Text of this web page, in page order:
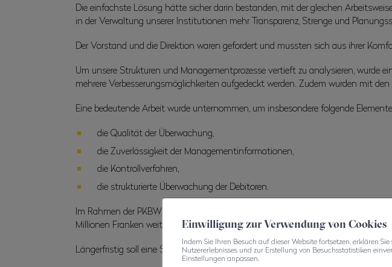
Die einfachste Lösung hätte sicher darin bestanden, mit der gleichen
in der Verwaltung unserer Institutionen mehr Transparenz, Strenge und
Der Vorstand und die Direktion waren gefordert und mussten sich aus ihrer
Um unsere Strukturen und Managementprozesse vertieft zu analysieren, wurde
mehrere Verbesserungsmöglichkeiten aufgedeckt werden. Zudem wurden mit
Eine bedeutende Arbeit wurde unternommen, um insbesondere folgende
die Qualität der Überwachung,
die Zuverlässigkeit der Managementinformationen,
die Kontrollverfahren,
die strukturierte Überwachung der Debitoren.
Im Rahmen der PKBW haben wir zudem eine Immobilienkommission
Millionen Franken weiter zu professionalisieren.
Längerfristig soll eine Strategie mit einer nachhaltigen, strukturierten Vision
Einwilligung zur Verwendung von Cookies
Indem Sie Ihren Besuch auf dieser Website fortsetzen, erklären
Nutzererlebnisses und zur Erstellung von Besuchsstatistiken
Einstellungen anpassen.